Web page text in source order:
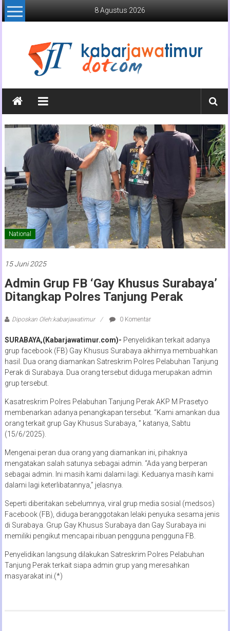
Lompat
ke
8 Agustus 2026
Kabar
Jawa
Timur
Online
Jawa
Timur
National
15 Juni 2025
Admin Grup FB ‘Gay Khusus Surabaya’
Ditangkap Polres Tanjung Perak
Diposkan Oleh:kabarjawatimur 0 Komentar
SURABAYA,(Kabarjawatimur.com)- Penyelidikan terkait adanya
grup facebook (FB) Gay Khusus Surabaya akhirnya membuahkan
hasil. Dua orang diamankan Satreskrim Polres Pelabuhan Tanjung
Perak di Surabaya. Dua orang tersebut diduga merupakan admin
grup tersebut.
Kasatreskrim Polres Pelabuhan Tanjung Perak AKP M Prasetyo
membenarkan adanya penangkapan tersebut. “Kami amankan dua
orang terkait grup Gay Khusus Surabaya, ” katanya, Sabtu
(15/6/2025).
Mengenai peran dua orang yang diamankan ini, pihaknya
mengatakan salah satunya sebagai admin. “Ada yang berperan
sebagai admin. Ini masih kami dalami lagi. Keduanya masih kami
dalami lagi keterlibatannya,” jelasnya.
Seperti diberitakan sebelumnya, viral grup media sosial (medsos)
Facebook (FB), diduga beranggotakan lelaki penyuka sesama jenis
di Surabaya. Grup Gay Khusus Surabaya dan Gay Surabaya ini
memiliki pengikut mencapai ribuan pengguna pengguna FB.
Penyelidikan langsung dilakukan Satreskrim Polres Pelabuhan
Tanjung Perak terkait siapa admin grup yang meresahkan
masyarakat ini.(*)